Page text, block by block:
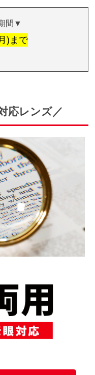
間▼
)まで
応レンズ／